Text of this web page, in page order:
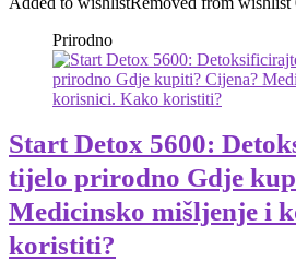
Prirodno
Start Detox 5600:
tijelo prirodno Gdje
Medicinsko mišljenje i
koristiti?